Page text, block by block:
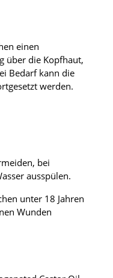
einen
über die Kopfhaut,
Bedarf kann die
werden.
bei
ausspülen.
unter 18 Jahren
Wunden